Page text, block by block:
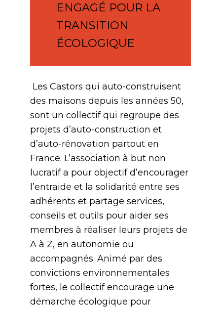
ENGAGÉ POUR LA
TRANSITION
ÉCOLOGIQUE
Les Castors qui auto-construisent
des maisons depuis les années 50,
sont un collectif qui regroupe des
projets d’auto-construction et
d’auto-rénovation partout en
France. L’association à but non
lucratif a pour objectif d’encourager
l’entraide et la solidarité entre ses
adhérents et partage services,
conseils et outils pour aider ses
membres à réaliser leurs projets de
A à Z, en autonomie ou
accompagnés. Animé par des
convictions environnementales
fortes, le collectif encourage une
démarche écologique pour